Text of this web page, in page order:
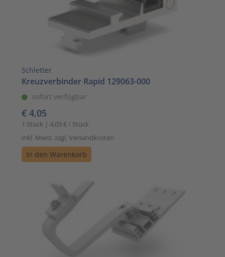
Schletter
Kreuzverbinder Rapid 129063-000
sofort verfügbar
€ 4,05
1 Stück | 4,05 € / Stück
inkl. Mwst. zzgl. Versandkosten
In den Warenkorb